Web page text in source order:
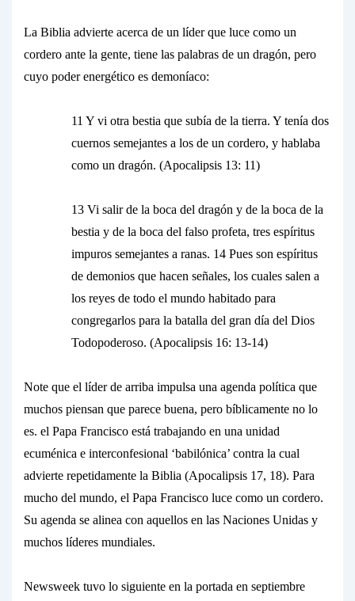
La Biblia advierte acerca de un líder que luce como un
cordero ante la gente, tiene las palabras de un dragón, pero
cuyo poder energético es demoníaco:
11 Y vi otra bestia que subía de la tierra. Y tenía dos
cuernos semejantes a los de un cordero, y hablaba
como un dragón. (Apocalipsis 13: 11)
13 Vi salir de la boca del dragón y de la boca de la
bestia y de la boca del falso profeta, tres espíritus
impuros semejantes a ranas. 14 Pues son espíritus
de demonios que hacen señales, los cuales salen a
los reyes de todo el mundo habitado para
congregarlos para la batalla del gran día del Dios
Todopoderoso. (Apocalipsis 16: 13-14)
Note que el líder de arriba impulsa una agenda política que
muchos piensan que parece buena, pero bíblicamente no lo
es. el Papa Francisco está trabajando en una unidad
ecuménica e interconfesional ‘babilónica’ contra la cual
advierte repetidamente la Biblia (Apocalipsis 17, 18). Para
mucho del mundo, el Papa Francisco luce como un cordero.
Su agenda se alinea con aquellos en las Naciones Unidas y
muchos líderes mundiales.
Newsweek tuvo lo siguiente en la portada en septiembre